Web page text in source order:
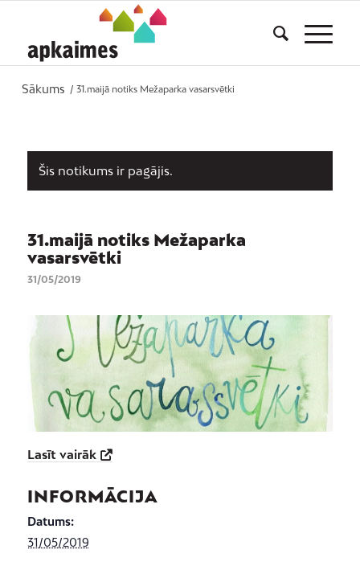
Sākums / 31.maijā notiks Mežaparka vasarsvētki
Šis notikums ir pagājis.
31.maijā notiks Mežaparka
vasarsvētki
31/05/2019
Lasīt vairāk
INFORMĀCIJA
Datums:
31/05/2019